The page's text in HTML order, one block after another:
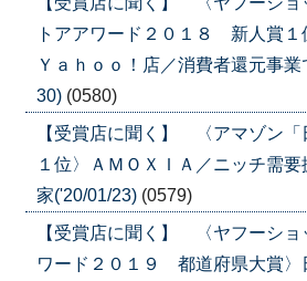
トアアワード２０１８ 新人賞１
Ｙａｈｏｏ！店／消費者還元事
30) (0580)
【受賞店に聞く】 〈アマゾン「
１位〉ＡＭＯＸＩＡ／ニッチ需
家('20/01/23) (0579)
【受賞店に聞く】 〈ヤフーシ
ワード２０１９ 都道府県大賞〉